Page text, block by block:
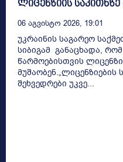
ლიცენზიის საკითხზე
06 Აგვისტო 2026, 19:01
უკრაინის საგარეო
სიბიგამ განაცხადა, რომ
წარმოებისთვის
შეხვედრები უკვე...